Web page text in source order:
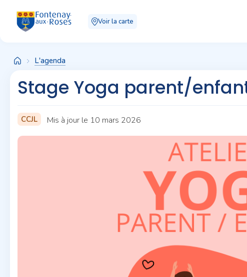
Voir la carte
L'agenda
Stage Yoga parent/
CCJL Mis à jour le 10 mars 2026